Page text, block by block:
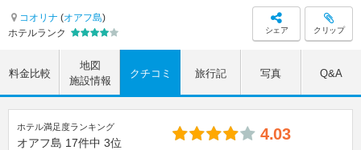
コオリナ (オアフ島)
ホテルランク
シェア クリップ
料金比較
地図
施設情報
クチコミ 旅行記 写真 Q&A
ホテル満足度ランキング
オアフ島 17件中 3位 4.03